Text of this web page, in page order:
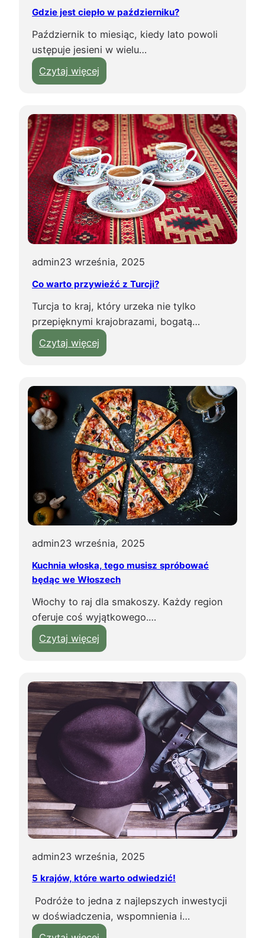
w
u
n
z
i
?
Gdzie jest ciepło w październiku?
Październik to miesiąc, kiedy lato powoli
ustępuje jesieni w wielu…
Czytaj więcej
G
z
i
e
j
e
s
t
c
i
e
ł
o
p
z
i
e
r
n
i
k
u
?
admin23 września, 2025
Co warto przywieźć z Turcji?
Turcja to kraj, który urzeka nie tylko
przepięknymi krajobrazami, bogatą…
Czytaj więcej
C
w
a
r
t
o
p
r
z
y
w
i
ź
z
T
r
j
i
?
admin23 września, 2025
Kuchnia włoska, tego musisz spróbować
będąc we Włoszech
Włochy to raj dla smakoszy. Każdy region
oferuje coś wyjątkowego.…
Czytaj więcej
K
c
h
n
i
a
w
ł
o
s
k
a
,
e
g
o
m
admin23 września, 2025
5 krajów, które warto odwiedzić!
Podróże to jedna z najlepszych inwestycji
w doświadczenia, wspomnienia i…